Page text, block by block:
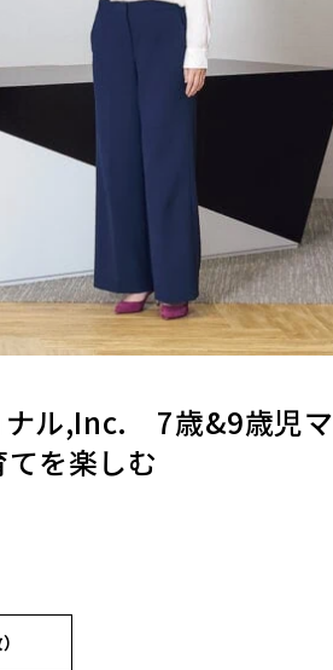
ナル,Inc. 7歳&9歳児マ
を楽しむ